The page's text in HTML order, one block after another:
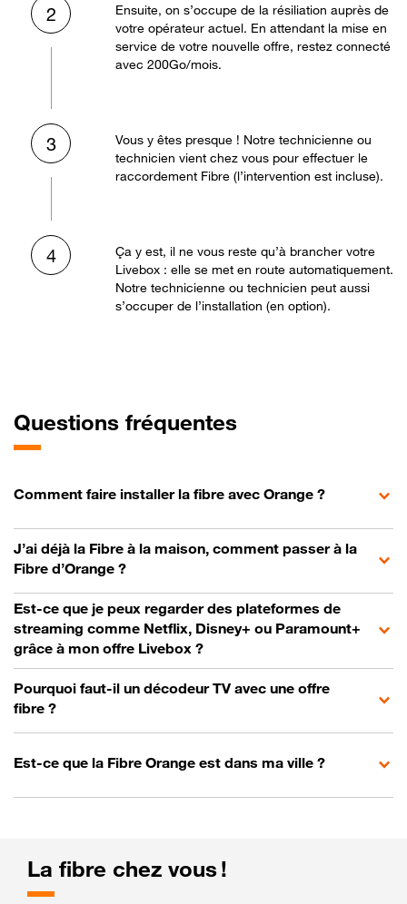
2
Ensuite, on s’occupe de la résiliation auprès de
votre opérateur actuel. En attendant la mise en
service de votre nouvelle offre, restez connecté
avec 200Go/mois.
3
Vous y êtes presque ! Notre technicienne ou
technicien vient chez vous pour effectuer le
raccordement Fibre (l’intervention est incluse).
4
Ça y est, il ne vous reste qu’à brancher votre
Livebox : elle se met en route automatiquement.
Notre technicienne ou technicien peut aussi
s’occuper de l’installation (en option).
Questions fréquentes
Comment faire installer la fibre avec Orange ?
J’ai déjà la Fibre à la maison, comment passer à la
Fibre d’Orange ?
Est-ce que je peux regarder des plateformes de
streaming comme Netflix, Disney+ ou Paramount+
grâce à mon offre Livebox ?
Pourquoi faut-il un décodeur TV avec une offre
fibre ?
Est-ce que la Fibre Orange est dans ma ville ?
La fibre chez vous !